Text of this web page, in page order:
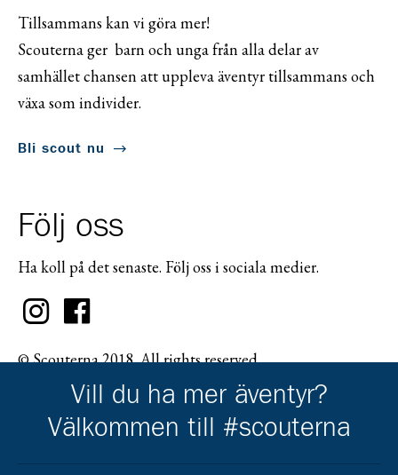
Tillsammans kan vi göra mer!
Scouterna ger barn och unga från alla delar av
samhället chansen att uppleva äventyr tillsammans och
växa som individer.
Bli scout nu
Följ oss
Ha koll på det senaste. Följ oss i sociala medier.
© Scouterna 2018. All rights reserved.
Vill du ha mer äventyr?
Välkommen till #scouterna